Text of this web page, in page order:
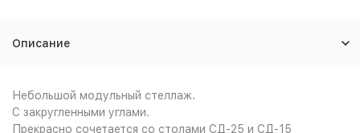
Описание
Небольшой модульный стеллаж.
С закругленными углами.
Прекрасно сочетается со столами СД-25 и СД-15